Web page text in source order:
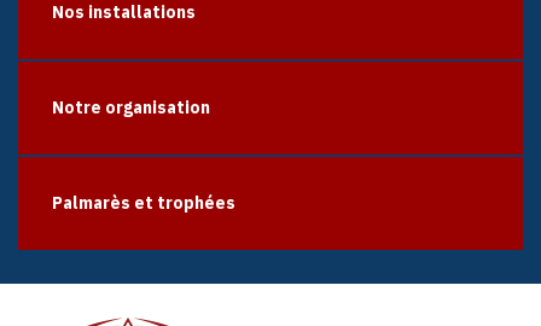
Nos installations
Notre organisation
Palmarès et trophées